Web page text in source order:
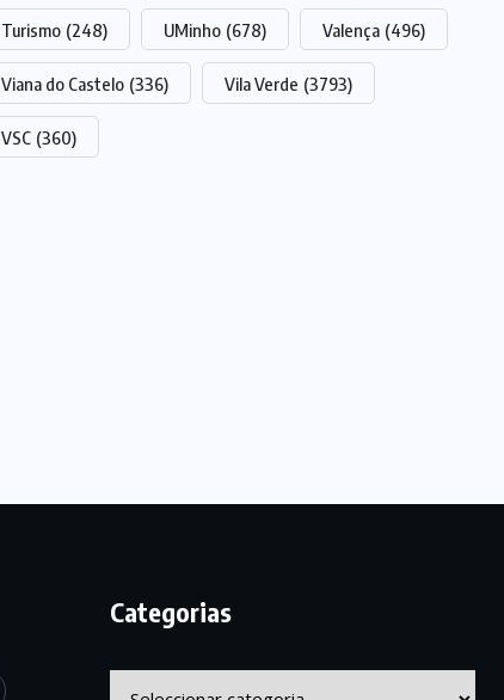
Turismo (248) UMinho (678) Valença (496)
Viana do Castelo (336) Vila Verde (3793)
VSC (360)
Categorias